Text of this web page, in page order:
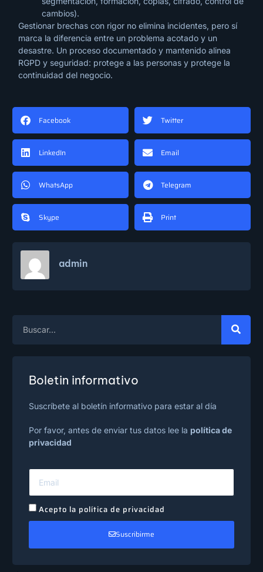
cambios).
Gestionar brechas con rigor no elimina incidentes, pero sí
marca la diferencia entre un problema acotado y un
desastre. Un proceso documentado y mantenido alinea
RGPD y seguridad: protege a las personas y protege la
continuidad del negocio.
Facebook Twitter
LinkedIn Email
WhatsApp Telegram
Skype Print
admin
Boletin informativo
Suscríbete al boletín informativo para estar al día
Por favor, antes de enviar tus datos lee la política de
privacidad
Acepto la política de privacidad
Suscribirme